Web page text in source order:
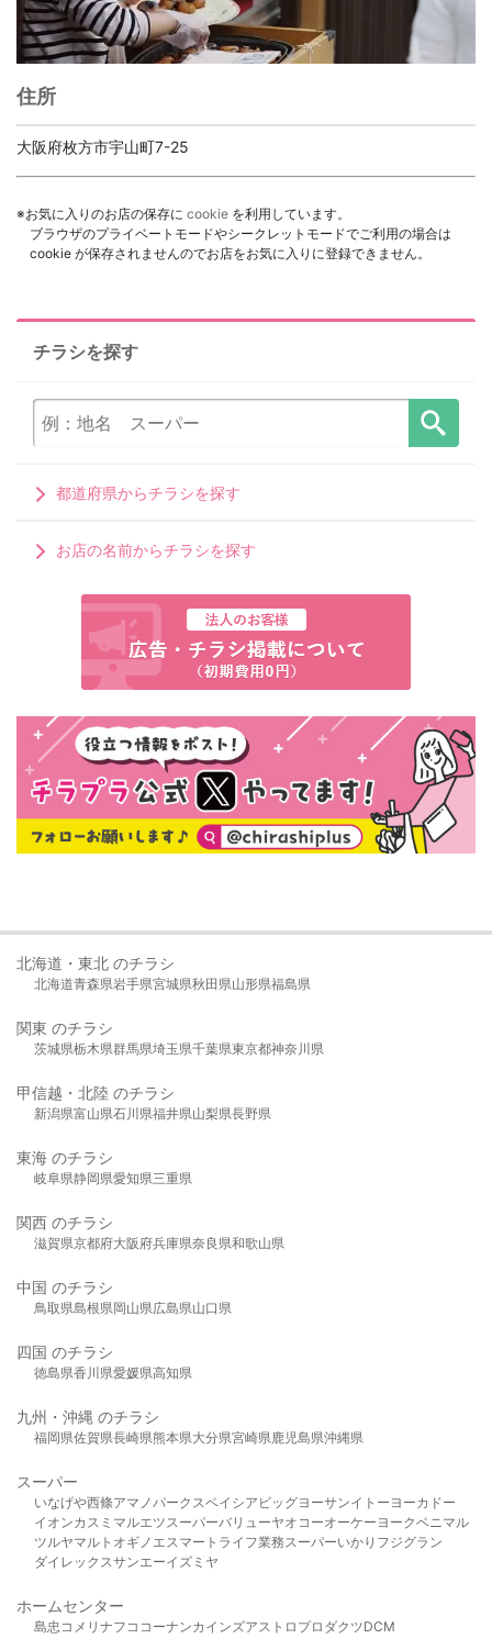
住所
大阪府枚方市宇山町7-25
※お気に入りのお店の保存に cookie を利用しています。
ブラウザのプライベートモードやシークレットモードでご利用の場合は
cookie が保存されませんのでお店をお気に入りに登録できません。
チラシを探す
都道府県からチラシを探す
お店の名前からチラシを探す
北海道・東北 のチラシ
北海道青森県岩手県宮城県秋田県山形県福島県
関東 のチラシ
茨城県栃木県群馬県埼玉県千葉県東京都神奈川県
甲信越・北陸 のチラシ
新潟県富山県石川県福井県山梨県長野県
東海 のチラシ
岐阜県静岡県愛知県三重県
関西 のチラシ
滋賀県京都府大阪府兵庫県奈良県和歌山県
中国 のチラシ
鳥取県島根県岡山県広島県山口県
四国 のチラシ
徳島県香川県愛媛県高知県
九州・沖縄 のチラシ
福岡県佐賀県長崎県熊本県大分県宮崎県鹿児島県沖縄県
スーパー
いなげや西條アマノパークスベイシア ビッグヨーサンイトーヨーカドー
イオンカスミ マルエツスーパーバリューヤオコーオーケー ヨークベニマル
ツルヤマルト オギノ エスマート ライフ業務スーパーいかり フジグラン
ダイレックスサンエーイズミヤ
ホームセンター
島忠 コメリ ナフコ コーナンカインズアストロプロダクツDCM